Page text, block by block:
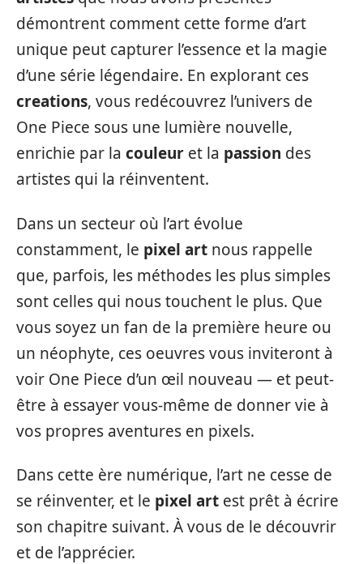
démontrent comment cette forme d’art
unique peut capturer l’essence et la magie
d’une série légendaire. En explorant ces
creations, vous redécouvrez l’univers de
One Piece sous une lumière nouvelle,
enrichie par la couleur et la passion des
artistes qui la réinventent.
Dans un secteur où l’art évolue
constamment, le pixel art nous rappelle
que, parfois, les méthodes les plus simples
sont celles qui nous touchent le plus. Que
vous soyez un fan de la première heure ou
un néophyte, ces oeuvres vous inviteront à
voir One Piece d’un œil nouveau — et peut-
être à essayer vous-même de donner vie à
vos propres aventures en pixels.
Dans cette ère numérique, l’art ne cesse de
se réinventer, et le pixel art est prêt à écrire
son chapitre suivant. À vous de le découvrir
et de l’apprécier.